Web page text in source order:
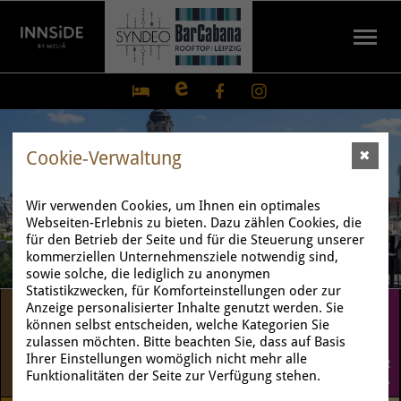
Dachterrasse
Internationale Küche - Cocktails - Panoramablick
Täglich ab 17.00 Uhr geöffnet!
Sonntagsbrunch
in der SKY LOUNGE mit Panoramablick
Jeweils von 10.00 bis 14.00 Uhr
Menüs, Büffets, Fingerfood
für Ihre Events in unserem Haus
Inspirieren Sie sich in unserer neuen Bankettmappe
Kimi- und Musical-Dinner in der Sky Lounge
für Termine klicken!
Das Highlight im Syndeo
Gruppen-Experience für 4-10 Personen
nur auf Vorbestellung
VIRTUAL 3D & 360° TOUR
Entdecken Sie unser Hotel
bei einem virtuellen Rundgang!
Syndeo - Lounge & Bar
Weine, Highballs und Apero-Drinks
Täglich geöffnet
RESTAURANT
SYNDEO
BRUNCH UND
FRÜHSTÜCK
DACHTERRASSE BAR
CABANA
Cookie-Verwaltung
Wir verwenden Cookies, um Ihnen ein optimales
Webseiten-Erlebnis zu bieten. Dazu zählen Cookies, die
für den Betrieb der Seite und für die Steuerung unserer
kommerziellen Unternehmensziele notwendig sind,
sowie solche, die lediglich zu anonymen
Statistikzwecken, für Komforteinstellungen oder zur
Anzeige personalisierter Inhalte genutzt werden. Sie
können selbst entscheiden, welche Kategorien Sie
zulassen möchten. Bitte beachten Sie, dass auf Basis
Ihrer Einstellungen womöglich nicht mehr alle
Funktionalitäten der Seite zur Verfügung stehen.
✖